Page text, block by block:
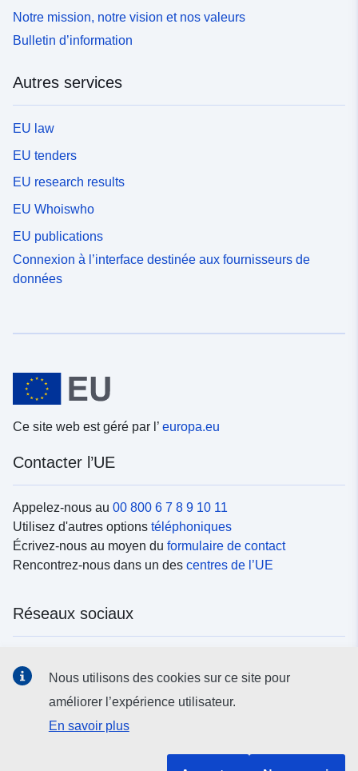
Notre mission, notre vision et nos valeurs
Bulletin d’information
Autres services
EU law
EU tenders
EU research results
EU Whoiswho
EU publications
Connexion à l’interface destinée aux fournisseurs de
données
Ce site web est géré par l’ europa.eu
Contacter l’UE
Appelez-nous au 00 800 6 7 8 9 10 11
Utilisez d'autres options téléphoniques
Écrivez-nous au moyen du formulaire de contact
Rencontrez-nous dans un des centres de l’UE
Réseaux sociaux
Institutions et organes de l’UE
Nous utilisons des cookies sur ce site pour
améliorer l’expérience utilisateur.
En savoir plus